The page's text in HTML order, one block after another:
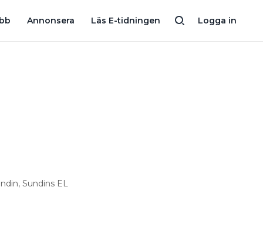
Logga in
Annonsera Läs E-tidningen
Sundins EL
24 INSTALLATIONSKONCERNER: SÅ SER DERAS